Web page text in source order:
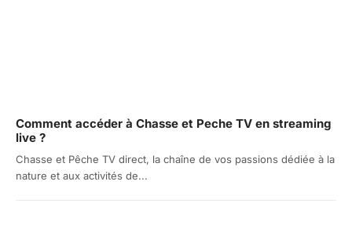
Comment accéder à Chasse et Peche TV en streaming
live ?
Chasse et Pêche TV direct, la chaîne de vos passions dédiée à la
nature et aux activités de...